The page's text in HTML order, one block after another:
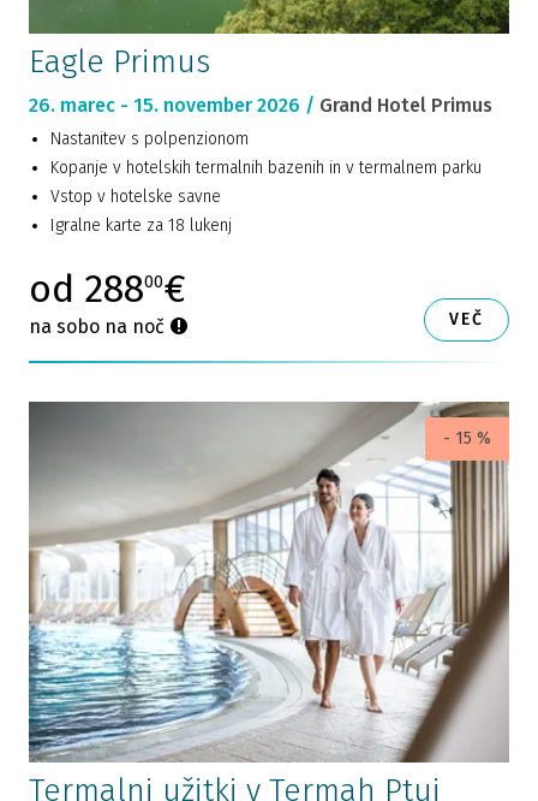
Eagle Primus
26. marec - 15. november 2026 / Grand Hotel Primus
Nastanitev s polpenzionom
Kopanje v hotelskih termalnih bazenih in v termalnem parku
Vstop v hotelske savne
Igralne karte za 18 lukenj
od 28800€
na sobo na noč VEČ
- 15 %
Termalni užitki v Termah Ptuj